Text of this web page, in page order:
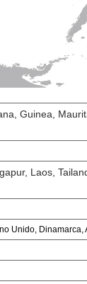
Guinea,
Laos,
Unido, Dinamarca,